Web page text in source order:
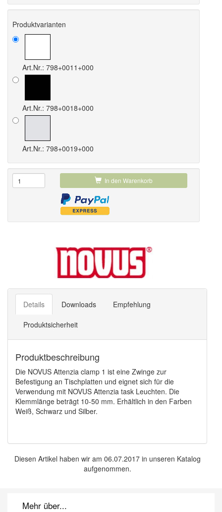
Produktvarianten
Art.Nr.: 798+0011+000
Art.Nr.: 798+0018+000
Art.Nr.: 798+0019+000
In den Warenkorb
Details Downloads Empfehlung
Produktsicherheit
Produktbeschreibung
Die NOVUS Attenzia clamp 1 ist eine Zwinge zur
Befestigung an Tischplatten und eignet sich für die
Verwendung mit NOVUS Attenzia task Leuchten. Die
Klemmlänge beträgt 10-50 mm. Erhältlich in den Farben
Weiß, Schwarz und Silber.
Diesen Artikel haben wir am 06.07.2017 in unseren Katalog
aufgenommen.
Mehr über...